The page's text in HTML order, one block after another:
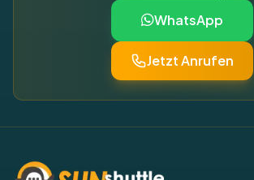
WhatsApp
Jetzt Anrufen